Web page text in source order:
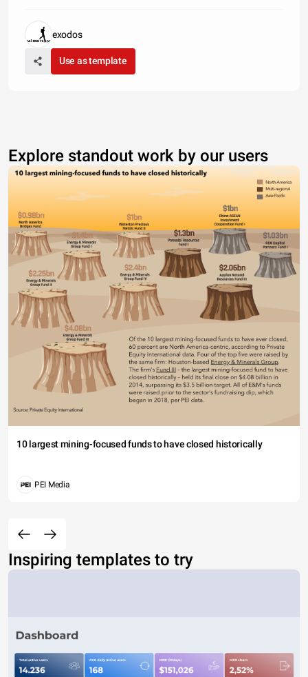
exodos
Use as template
Explore standout work by our users
10 largest mining-focused funds to have closed historically
PEI Media
Inspiring templates to try